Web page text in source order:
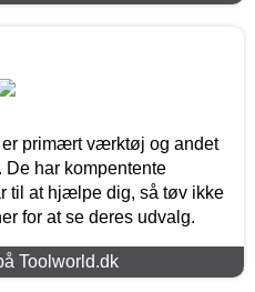
er primært værktøj og andet
De har kompentente
til at hjælpe dig, så tøv ikke
for at se deres udvalg.
Toolworld.dk